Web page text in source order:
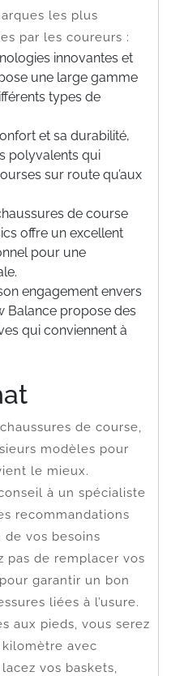
les plus
par les coureurs :
innovantes et
une large gamme
types de
et sa durabilité,
polyvalents qui
sur route qu’aux
de course
offre un excellent
pour une
engagement envers
Balance propose des
qui conviennent à
de course,
modèles pour
le mieux.
à un spécialiste
recommandations
vos besoins
pas de remplacer vos
garantir un bon
liées à l’usure.
aux pieds, vous serez
avec
vos baskets,